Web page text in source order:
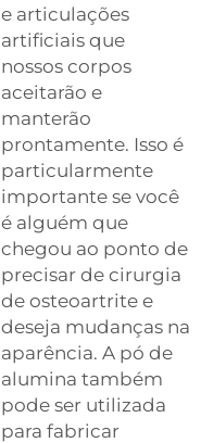
e articulações
artificiais que
nossos corpos
aceitarão e
manterão
prontamente. Isso é
particularmente
importante se você
é alguém que
chegou ao ponto de
precisar de cirurgia
de osteoartrite e
deseja mudanças na
aparência. A pó de
alumina também
pode ser utilizada
para fabricar